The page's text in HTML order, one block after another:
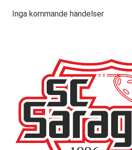
Inga kommande händelser